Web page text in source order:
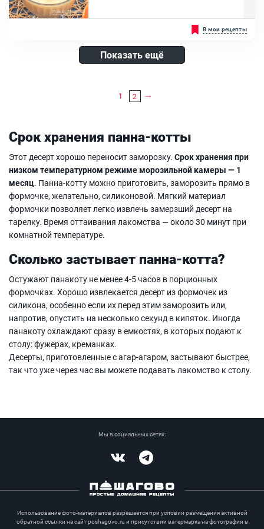
Ингредиенты:
Молоко 2,5 %, Порошковый желатин, Ванильный сахар, Тёмный
Панна-котту можно назвать диетическим десертом лишь условно
— по калорийности. Если посмотреть его КБЖУ, то можно увидеть
огромное количество жиров. И виной тому сливки. Специалисты
разработали диетический рецепт этого десерта, который можно
употреблять в небольших количествах даже тем, кто сидит на
В мои рецепты
Показать ещё
1 2
Срок хранения панна-котты
Этот десерт хорошо переносит заморозку. Срок хранения при
низком температурном режиме морозильной камеры — 1
месяц. Панна-котту можно приготовить, заморозить прямо в
формочке, желательно, силиконовой. Мягкий материал
формочки позволяет легко извлечь замерзший десерт на
тарелку. Время оттаивания лакомства — около 30 минут при
комнатной температуре.
Сколько застывает панна-котта?
Остужают панакоту не менее 4-5 часов в порционных
формочках. Хорошо извлекается десерт из формочек из
силикона, особенно если их перед этим заморозить или,
напротив, опустить на несколько секунд в кипяток. Иногда
панакоту охлаждают сразу в емкостях, в которых подают к
столу: фужерах, креманках.
Десерты, приготовленные с агар-агаром, застывают быстрее,
так что уже через час вы можете подавать лакомство к столу.
Мы в социальных сетях:
Использование фото-материалов разрешается при условии размещения активной
обратной ссылки на сайт poshagovo.ru и присутствии ватермарка на фотографии в